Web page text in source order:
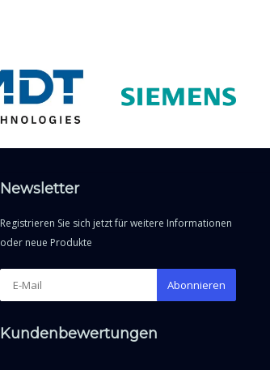
Newsletter
Registrieren Sie sich jetzt für weitere Informationen
oder neue Produkte
Abonnieren
Kundenbewertungen